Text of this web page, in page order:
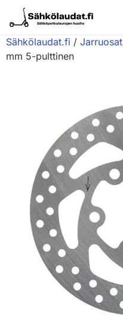
Ajoneuvot
Varaosat
Lisävarusteet
Huoltopalvelu
Yrityksille
Sähkölaudat.fi / Jarruosat
mm 5-pulttinen